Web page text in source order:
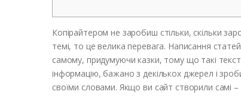
Копірайтером не заробиш стільки, скільки
темі, то це велика перевага. Написання
самому, придумуючи казки, тому що такі
інформацію, бажано з декількох джерел і
своїми словами. Якщо ви сайт створили самі